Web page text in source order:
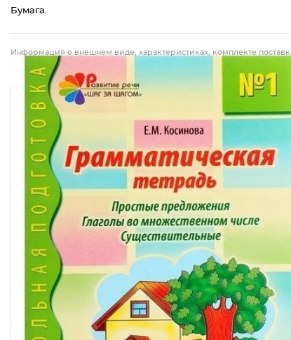
Бумага.
Информация о внешнем виде, характеристиках, комплекте